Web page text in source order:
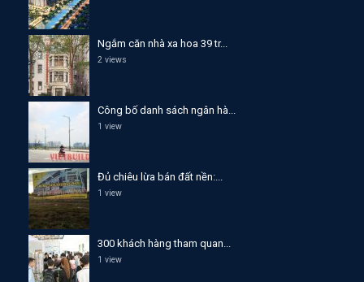
Ngắm căn nhà xa hoa 39 tr...
2 views
Công bố danh sách ngân hà...
1 view
Đủ chiêu lừa bán đất nền:...
1 view
300 khách hàng tham quan...
1 view